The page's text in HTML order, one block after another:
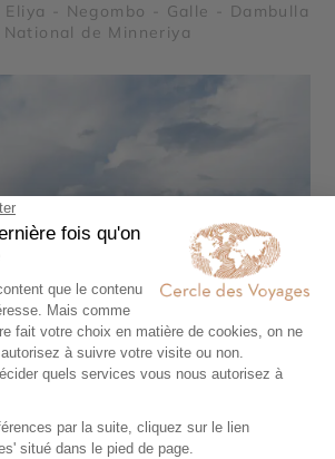
- Negombo - Galle - Dambulla
de Minneriya